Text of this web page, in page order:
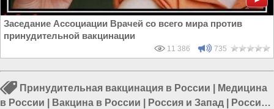
Заседание Ассоциации Врачей со всего мира против
принудительной вакцинации
11 386 735
Принудительная вакцинация в России
Медицина
в России
Вакцина в России Россия и Запад
Россия